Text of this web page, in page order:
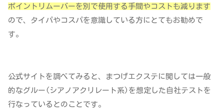
ポイントリムーバーを別で使用する手間やコストも減ります
ので、タイパやコスパを意識している方にとてもお勧めで
す。
公式サイトを調べてみると、まつげエクステに関しては一般
的なグルー(シアノアクリレート系)を想定した自社テストを
行なっているとのことです。